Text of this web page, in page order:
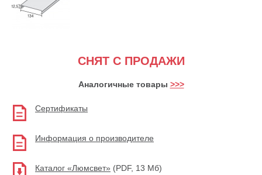
СНЯТ С ПРОДАЖИ
Аналогичные товары >>>
Сертификаты
Информация о производителе
Каталог «Люмсвет» (PDF, 13 Мб)